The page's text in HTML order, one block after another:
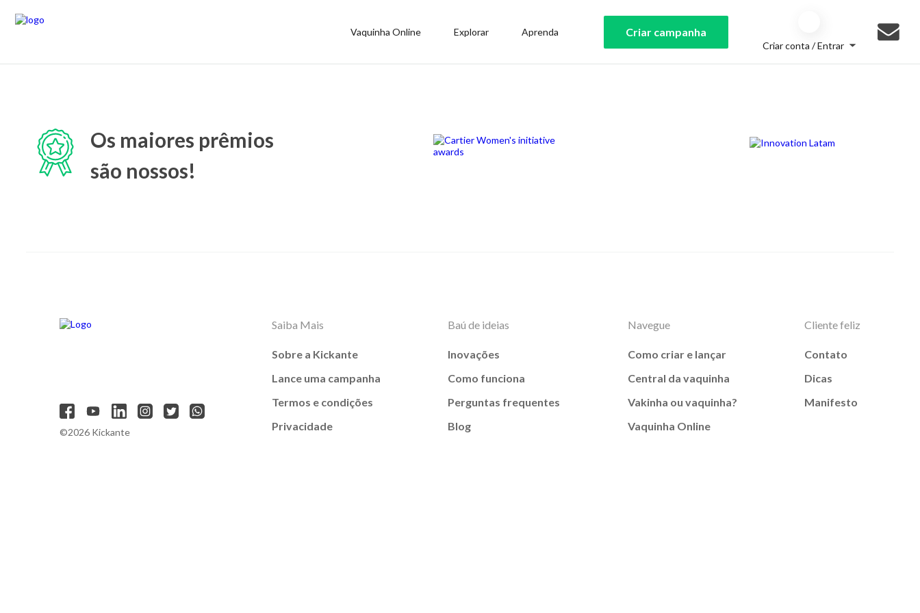
Vaquinha Online Explorar Aprenda Criar campanha
Criar conta / Entrar
Os maiores prêmios
são nossos!
©2026 Kickante
Saiba Mais
Sobre a Kickante
Lance uma campanha
Termos e condições
Privacidade
Baú de ideias
Inovações
Como funciona
Perguntas frequentes
Blog
Navegue
Como criar e lançar
Central da vaquinha
Vakinha ou vaquinha?
Vaquinha Online
Cliente feliz
Contato
Dicas
Manifesto